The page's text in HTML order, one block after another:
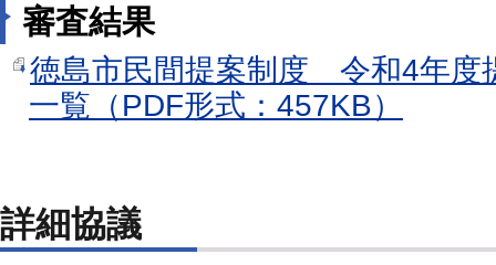
審査結果
徳島市民間提案制度 令和4年度
一覧（PDF形式：457KB）
詳細協議